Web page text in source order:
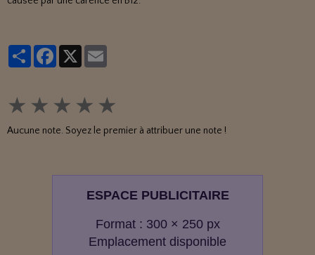
PartagerFacebook
★ ★ ★ ★ ★
Aucune note. Soyez le premier à attribuer une note !
ESPACE PUBLICITAIRE
Format : 300 × 250 px
Emplacement disponible